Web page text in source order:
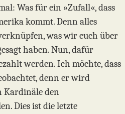
Was für ein »Zufall«, dass
kommt. Denn alles
was wir euch über
haben. Nun, dafür
werden. Ich möchte, dass
denn er wird
Kardinäle den
Dies ist die letzte